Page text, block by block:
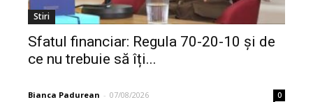
Stiri
Sfatul financiar: Regula 70-20-10 și de
ce nu trebuie să îți...
Bianca Padurean - 07/08/2026 0